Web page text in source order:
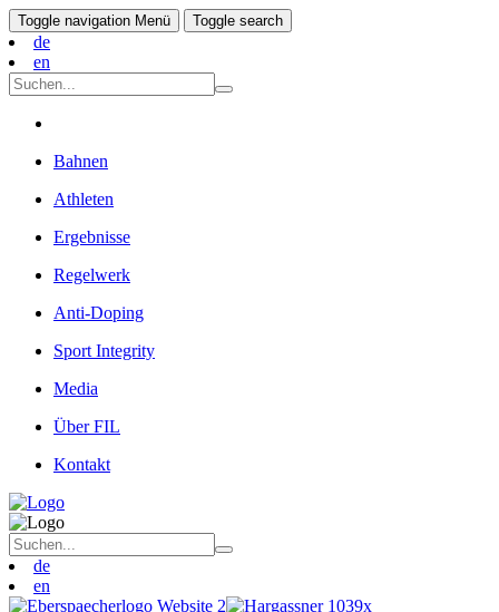
Toggle navigation Menü Toggle search
de
en
Bahnen
Athleten
Ergebnisse
Regelwerk
Anti-Doping
Sport Integrity
Media
Über FIL
Kontakt
de
en